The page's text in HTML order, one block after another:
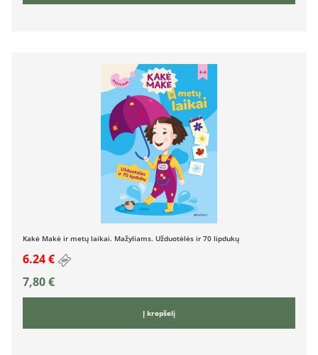
Kakė Makė ir metų laikai. Mažyliams. Užduotėlės ir 70 lipdukų
6.24 €
7,80€
Į krepšelį